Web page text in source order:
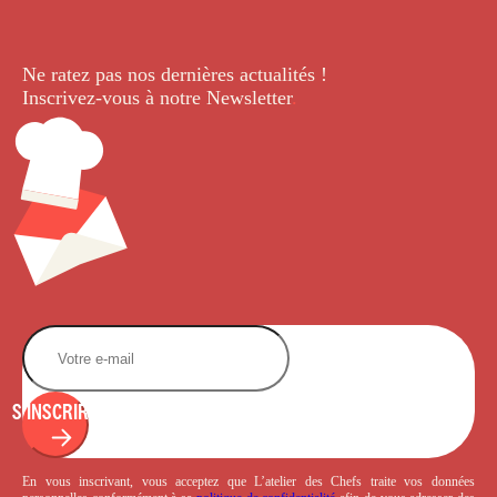
Ne ratez pas nos dernières actualités !
Inscrivez-vous à notre Newsletter.
S'INSCRIRE
En vous inscrivant, vous acceptez que L’atelier des Chefs traite vos données